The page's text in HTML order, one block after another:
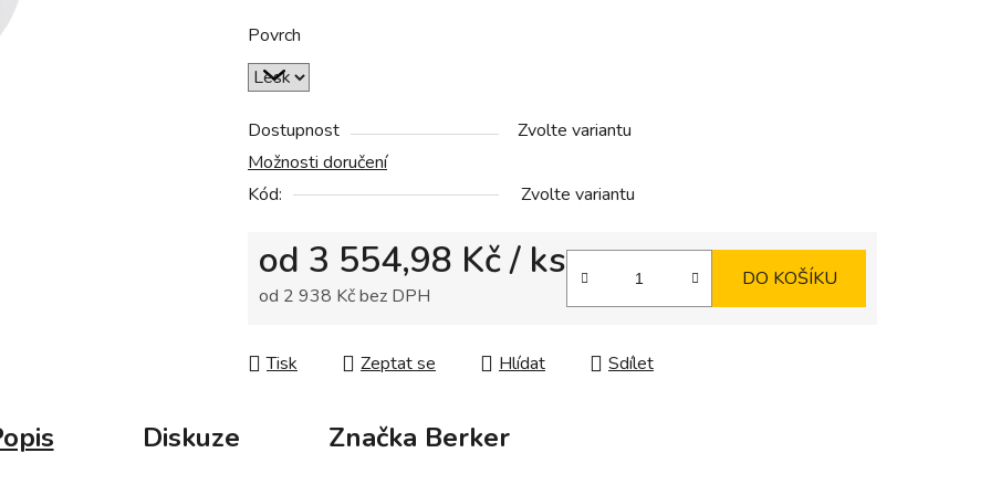
5
hvězdiček.
Povrch
Dostupnost
Zvolte variantu
Možnosti doručení
Kód:
Zvolte variantu
od 3 554,98 Kč/ ks
od 2 938 Kčbez DPH
DO KOŠÍKU
Tisk Zeptat se Hlídat Sdílet
Diskuze Značka Berker